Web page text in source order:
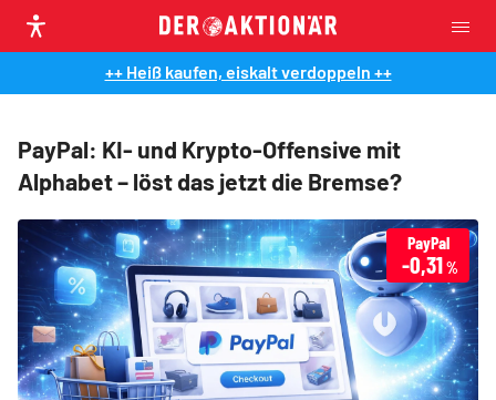
++ Heiß kaufen, eiskalt verdoppeln ++
PayPal: KI- und Krypto-Offensive mit
Alphabet – löst das jetzt die Bremse?
PayPal
-0,31%